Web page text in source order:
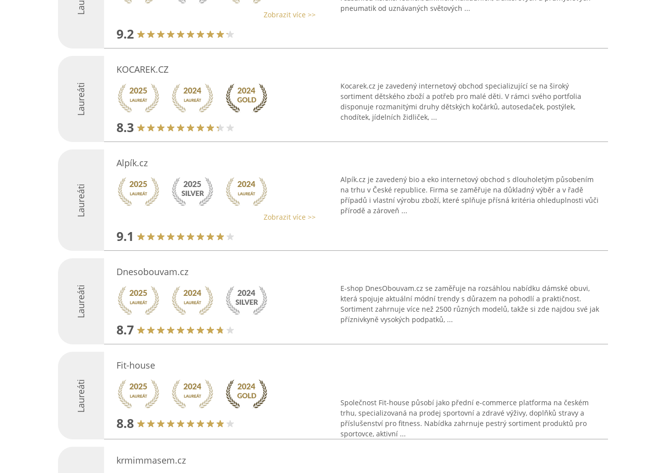
Zobrazit více >>
9.2
pneumatik od uznávaných světových ...
Laureáti
KOCAREK.CZ
8.3
Kocarek.cz je zavedený internetový obchod specializující se na široký
sortiment dětského zboží a potřeb pro malé děti. V rámci svého portfolia
disponuje rozmanitými druhy dětských kočárků, autosedaček, postýlek,
chodítek, jídelních židliček, ...
Laureáti
Alpík.cz
Zobrazit více >>
9.1
Alpík.cz je zavedený bio a eko internetový obchod s dlouholetým působením
na trhu v České republice. Firma se zaměřuje na důkladný výběr a v řadě
případů i vlastní výrobu zboží, které splňuje přísná kritéria ohleduplnosti vůči
přírodě a zároveň ...
Laureáti
Dnesobouvam.cz
8.7
E-shop DnesObouvam.cz se zaměřuje na rozsáhlou nabídku dámské obuvi,
která spojuje aktuální módní trendy s důrazem na pohodlí a praktičnost.
Sortiment zahrnuje více než 2500 různých modelů, takže si zde najdou své jak
příznivkyně vysokých podpatků, ...
Laureáti
Fit-house
8.8
Společnost Fit-house působí jako přední e-commerce platforma na českém
trhu, specializovaná na prodej sportovní a zdravé výživy, doplňků stravy a
příslušenství pro fitness. Nabídka zahrnuje pestrý sortiment produktů pro
sportovce, aktivní ...
krmimmasem.cz